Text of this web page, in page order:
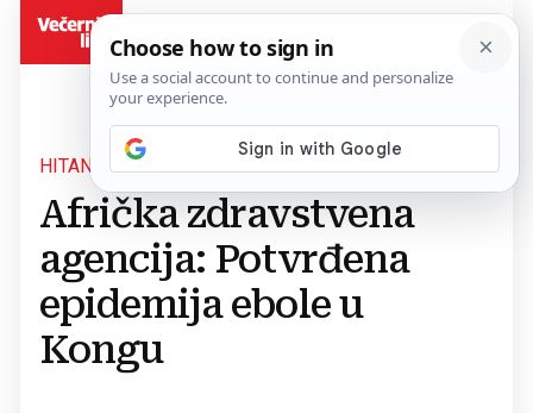
HITAN SASTANAK ZBOG SITUACIJE
Afrička zdravstvena
agencija: Potvrđena
epidemija ebole u
Kongu